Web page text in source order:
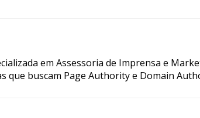
em Assessoria de Imprensa e
que buscam Page Authority e Domain